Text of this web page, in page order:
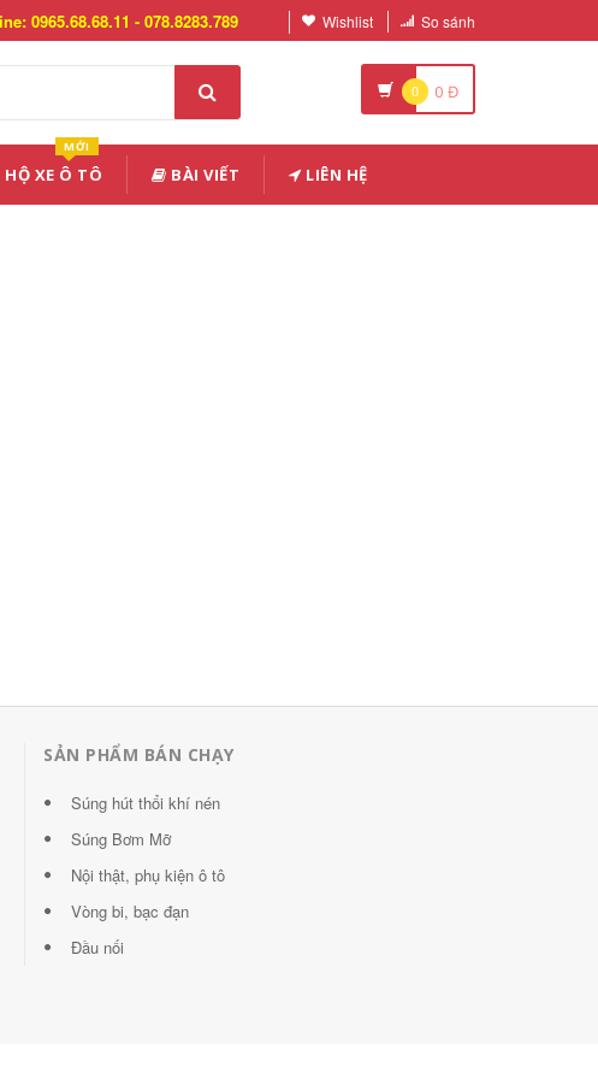
0965.68.68.11 - 078.8283.789 Wishlist So sánh
0 0 Đ
HỘ XE Ô TÔ
MỚI
BÀI VIẾT LIÊN HỆ
SẢN PHẨM BÁN CHẠY
Súng hút thổi khí nén
Súng Bơm Mỡ
Nội thật, phụ kiện ô tô
Vòng bi, bạc đạn
Đầu nối